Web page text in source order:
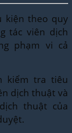
kiện theo quy
tác viên dịch
phạm vi cả
kiểm tra tiêu
dịch thuật và
thuật của